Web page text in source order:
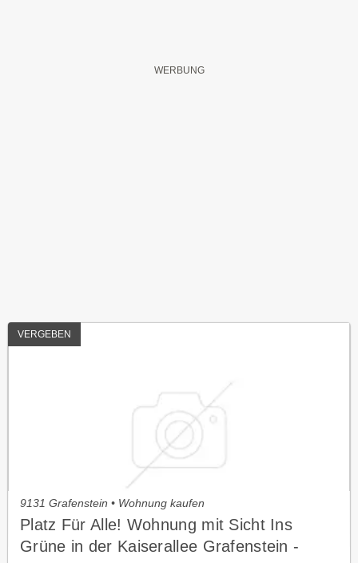
VERGEBEN
9131 Grafenstein • Wohnung kaufen
Platz Für Alle! Wohnung mit Sicht Ins
Grüne in der Kaiserallee Grafenstein -